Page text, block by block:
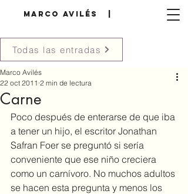
MARCO AVILÉS |
Todas las entradas
Carne
Marco Avilés
22 oct 2011 2 min de lectura
Poco después de enterarse de que iba
a tener un hijo, el escritor Jonathan
Safran Foer se preguntó si sería
conveniente que ese niño creciera
como un carnívoro. No muchos adultos
se hacen esta pregunta y menos los